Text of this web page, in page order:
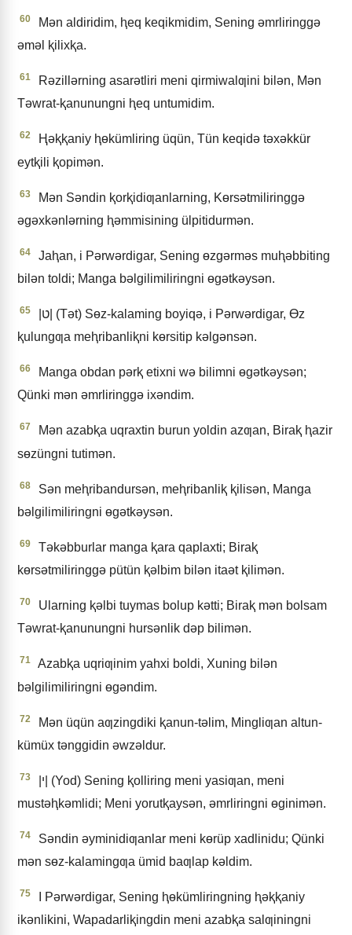
60
Mǝn aldiridim, ⱨeq keqikmidim, Sening ǝmrliringgǝ
ǝmǝl ⱪilixⱪa.
61
Rǝzillǝrning asarǝtliri meni qirmiwalƣini bilǝn, Mǝn
Tǝwrat-ⱪanunungni ⱨeq untumidim.
62
Ⱨǝⱪⱪaniy ⱨɵkümliring üqün, Tün keqidǝ tǝxǝkkür
eytⱪili ⱪopimǝn.
63
Mǝn Sǝndin ⱪorⱪidiƣanlarning, Kɵrsǝtmiliringgǝ
ǝgǝxkǝnlǝrning ⱨǝmmisining ülpitidurmǝn.
64
Jaⱨan, i Pǝrwǝrdigar, Sening ɵzgǝrmǝs muⱨǝbbiting
bilǝn toldi; Manga bǝlgilimiliringni ɵgǝtkǝysǝn.
65
ⱪulungƣa meⱨribanliⱪni kɵrsitip kǝlgǝnsǝn.
66
Manga obdan pǝrⱪ etixni wǝ bilimni ɵgǝtkǝysǝn;
Qünki mǝn ǝmrliringgǝ ixǝndim.
67
Mǝn azabⱪa uqraxtin burun yoldin azƣan, Biraⱪ ⱨazir
sɵzüngni tutimǝn.
68
Sǝn meⱨribandursǝn, meⱨribanliⱪ ⱪilisǝn, Manga
bǝlgilimiliringni ɵgǝtkǝysǝn.
69
Tǝkǝbburlar manga ⱪara qaplaxti; Biraⱪ
kɵrsǝtmiliringgǝ pütün ⱪǝlbim bilǝn itaǝt ⱪilimǝn.
70
Ularning ⱪǝlbi tuymas bolup kǝtti; Biraⱪ mǝn bolsam
Tǝwrat-ⱪanunungni hursǝnlik dǝp bilimǝn.
71
Azabⱪa uqriƣinim yahxi boldi, Xuning bilǝn
bǝlgilimiliringni ɵgǝndim.
72
Mǝn üqün aƣzingdiki ⱪanun-tǝlim, Mingliƣan altun-
kümüx tǝnggidin ǝwzǝldur.
73
mustǝⱨkǝmlidi; Meni yorutⱪaysǝn, ǝmrliringni ɵginimǝn.
74
Sǝndin ǝyminidiƣanlar meni kɵrüp xadlinidu; Qünki
mǝn sɵz-kalamingƣa ümid baƣlap kǝldim.
75
I Pǝrwǝrdigar, Sening ⱨɵkümliringning ⱨǝⱪⱪaniy
ikǝnlikini, Wapadarliⱪingdin meni azabⱪa salƣiningni